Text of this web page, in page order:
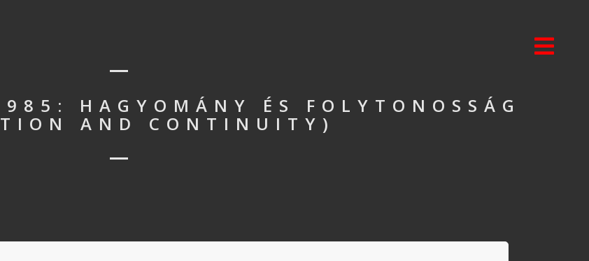
HAGYOMÁNY ÉS FOLYTONOSSÁG
AND CONTINUITY)